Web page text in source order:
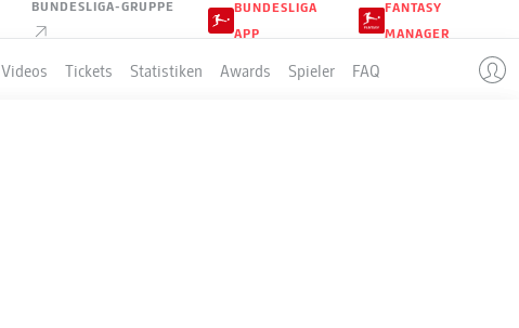
BUNDESLIGA-GRUPPE
BUNDESLIGA
APP
FANTASY
MANAGER
Videos Tickets Statistiken Awards Spieler FAQ